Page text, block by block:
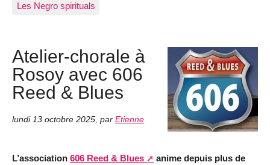
Les Negro spirituals
Atelier-chorale à
Rosoy avec 606
Reed & Blues
lundi 13 octobre 2025 par Etienne
L’association 606 Reed & Blues
anime depuis plus de